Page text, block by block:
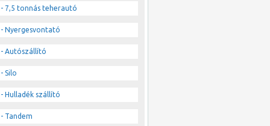
- 7,5 tonnás teherautó
- Nyergesvontató
- Autószállító
- Silo
- Hulladék szállító
- Tandem